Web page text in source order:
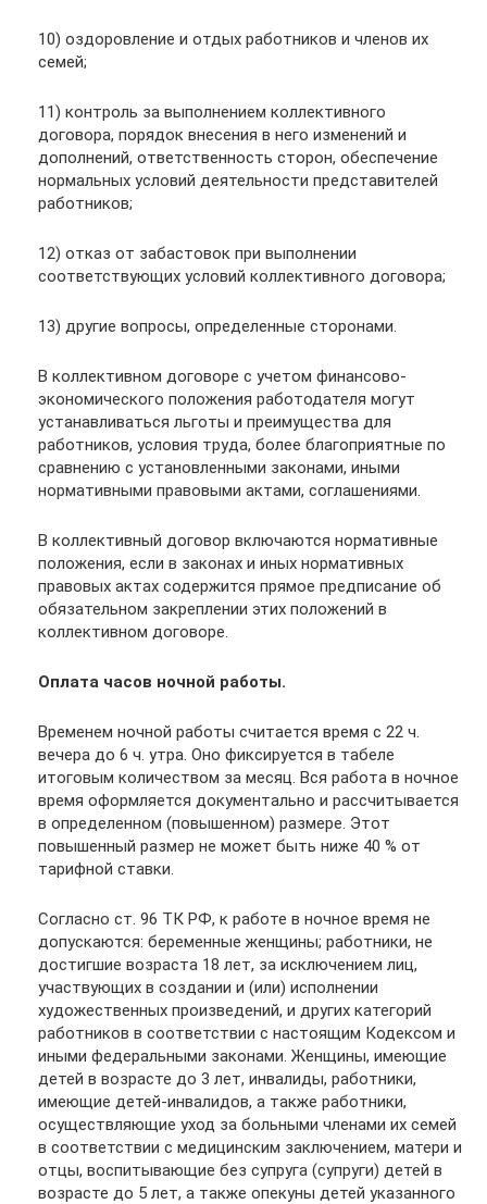
10) оздоровление и отдых работников и членов их
семей;
11) контроль за выполнением коллективного
договора, порядок внесения в него изменений и
дополнений, ответственность сторон, обеспечение
нормальных условий деятельности представителей
работников;
12) отказ от забастовок при выполнении
соответствующих условий коллективного договора;
13) другие вопросы, определенные сторонами.
В коллективном договоре с учетом финансово-
экономического положения работодателя могут
устанавливаться льготы и преимущества для
работников, условия труда, более благоприятные по
сравнению с установленными законами, иными
нормативными правовыми актами, соглашениями.
В коллективный договор включаются нормативные
положения, если в законах и иных нормативных
правовых актах содержится прямое предписание об
обязательном закреплении этих положений в
коллективном договоре.
Оплата часов ночной работы.
Временем ночной работы считается время с 22 ч.
вечера до 6 ч. утра. Оно фиксируется в табеле
итоговым количеством за месяц. Вся работа в ночное
время оформляется документально и рассчитывается
в определенном (повышенном) размере. Этот
повышенный размер не может быть ниже 40 % от
тарифной ставки.
Согласно ст. 96 ТК РФ, к работе в ночное время не
допускаются: беременные женщины; работники, не
достигшие возраста 18 лет, за исключением лиц,
участвующих в создании и (или) исполнении
художественных произведений, и других категорий
работников в соответствии с настоящим Кодексом и
иными федеральными законами. Женщины, имеющие
детей в возрасте до 3 лет, инвалиды, работники,
имеющие детей-инвалидов, а также работники,
осуществляющие уход за больными членами их семей
в соответствии с медицинским заключением, матери и
отцы, воспитывающие без супруга (супруги) детей в
возрасте до 5 лет, а также опекуны детей указанного